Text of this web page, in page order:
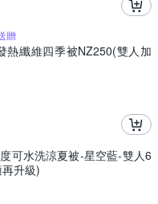
贈
熱纖維四季被NZ250(雙人加
可水洗涼夏被-星空藍-雙人6
升級)